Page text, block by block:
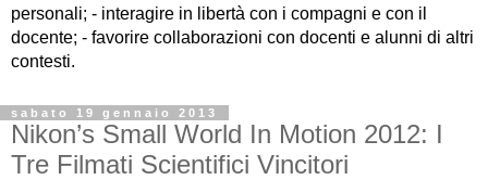
personali; - interagire in libertà con i compagni e con il
docente; - favorire collaborazioni con docenti e alunni di altri
contesti.
sabato 19 gennaio 2013
Nikon’s Small World In Motion 2012: I
Tre Filmati Scientifici Vincitori